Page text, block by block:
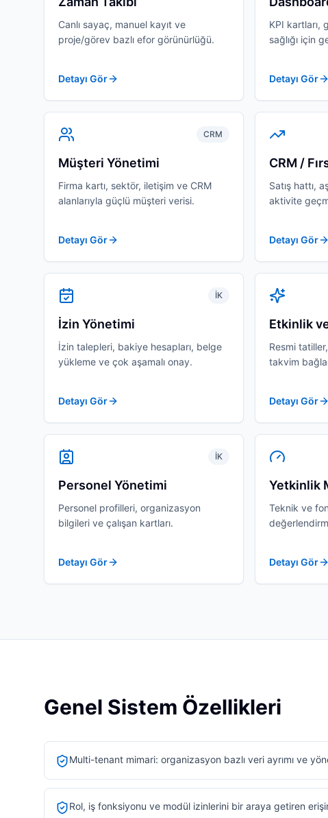
Canlı sayaç, manuel kayıt ve
proje/görev bazlı efor görünürlüğü.
Detayı Gör
KPI kartları,
sağlığı için
Detayı Gör
CRM
Müşteri Yönetimi
Firma kartı, sektör, iletişim ve CRM
alanlarıyla güçlü müşteri verisi.
Detayı Gör
CRM /
Satış hattı,
aktivite
Detayı Gör
İK
İzin Yönetimi
İzin talepleri, bakiye hesapları, belge
yükleme ve çok aşamalı onay.
Detayı Gör
Etkinlik
Resmi
takvim
Detayı Gör
İK
Personel Yönetimi
Personel profilleri, organizasyon
bilgileri ve çalışan kartları.
Detayı Gör
Yetkinlik
Teknik ve
Detayı Gör
Genel Sistem Özellikleri
Multi-tenant mimari: organizasyon bazlı veri ayrımı ve
Rol, iş fonksiyonu ve modül izinlerini bir araya getiren